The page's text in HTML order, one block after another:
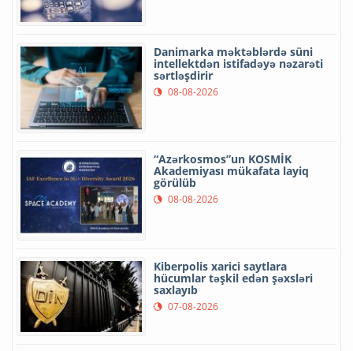
Danimarka məktəblərdə süni
intellektdən istifadəyə nəzarəti
sərtləşdirir
08-08-2026
“Azərkosmos”un KOSMİK
Akademiyası mükafata layiq
görülüb
08-08-2026
Kiberpolis xarici saytlara
hücumlar təşkil edən şəxsləri
saxlayıb
07-08-2026